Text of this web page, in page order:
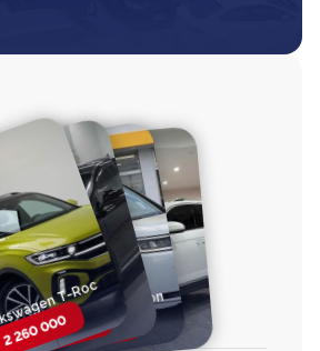
T-Roc
2 260 000
Toyota Harrier
2 820 000
Honda Step Wagon
2 820 000
Volkswagen
TAYRON
2 670 000